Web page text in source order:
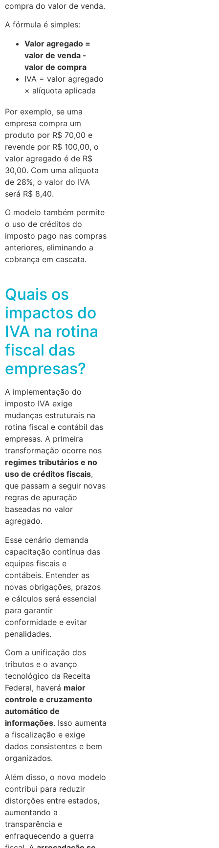
compra do valor de venda.
A fórmula é simples:
Valor agregado =
valor de venda -
valor de compra
IVA = valor agregado
× alíquota aplicada
Por exemplo, se uma
empresa compra um
produto por R$ 70,00 e
revende por R$ 100,00, o
valor agregado é de R$
30,00. Com uma alíquota
de 28%, o valor do IVA
será R$ 8,40.
O modelo também permite
o uso de créditos do
imposto pago nas compras
anteriores, eliminando a
cobrança em cascata.
Quais os
impactos do
IVA na rotina
fiscal das
empresas?
A implementação do
imposto IVA exige
mudanças estruturais na
rotina fiscal e contábil das
empresas. A primeira
transformação ocorre nos
regimes tributários e no
uso de créditos fiscais,
que passam a seguir novas
regras de apuração
baseadas no valor
agregado.
Esse cenário demanda
capacitação contínua das
equipes fiscais e
contábeis. Entender as
novas obrigações, prazos
e cálculos será essencial
para garantir
conformidade e evitar
penalidades.
Com a unificação dos
tributos e o avanço
tecnológico da Receita
Federal, haverá maior
controle e cruzamento
automático de
informações. Isso aumenta
a fiscalização e exige
dados consistentes e bem
organizados.
Além disso, o novo modelo
contribui para reduzir
distorções entre estados,
aumentando a
transparência e
enfraquecendo a guerra